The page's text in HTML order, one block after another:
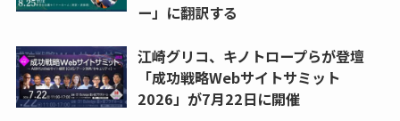
ー」に翻訳する
江崎グリコ、キノトロープらが登壇
「成功戦略Webサイトサミット
2026」が7月22日に開催